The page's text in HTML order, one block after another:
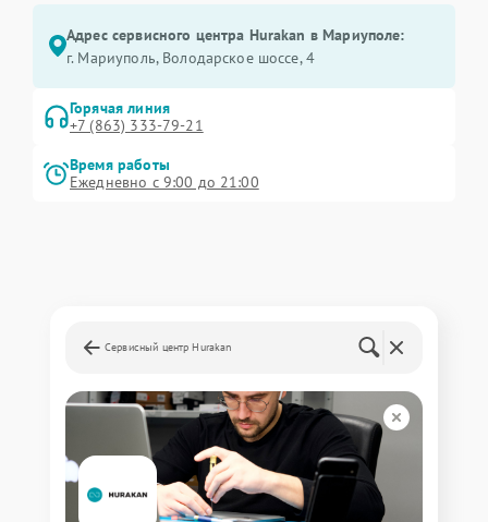
Адрес сервисного центра Hurakan в Мариуполе:
г. Мариуполь, Володарское шоссе, 4
Горячая линия
+7 (863) 333-79-21
Время работы
Ежедневно с 9:00 до 21:00
Сервисный центр Hurakan